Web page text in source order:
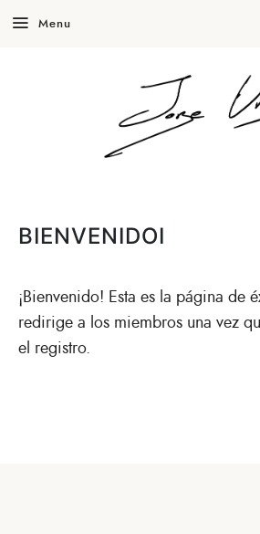
Menu
BIENVENIDOI
¡Bienvenido! Esta es la página de
redirige a los miembros una vez
el registro.